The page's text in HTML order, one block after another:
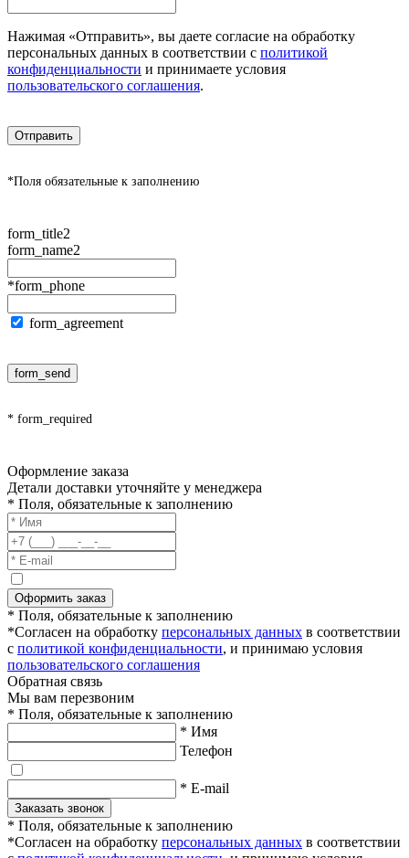
Нажимая «Отправить», вы даете согласие на обработку
персональных данных в соответствии с политикой
конфиденциальности и принимаете условия
пользовательского соглашения.
Отправить
*Поля обязательные к заполнению
form_title2
form_name2
*form_phone
form_agreement
form_send
* form_required
Оформление заказа
Детали доставки уточняйте у менеджера
* Поля, обязательные к заполнению
Оформить заказ
* Поля, обязательные к заполнению
*Согласен на обработку персональных данных в соответствии
с политикой конфиденциальности, и принимаю условия
пользовательского соглашения
Обратная связь
Мы вам перезвоним
* Поля, обязательные к заполнению
* Имя
Телефон
* E-mail
Заказать звонок
* Поля, обязательные к заполнению
*Согласен на обработку персональных данных в соответствии